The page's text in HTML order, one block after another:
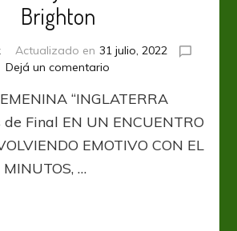
Brighton
Actualizado en 31 julio, 2022
Dejá un comentario
y
Stanway,
heroínas
“INGLATERRA
Final EN UN ENCUENTRO
EMOTIVO CON EL
MINUTOS, …